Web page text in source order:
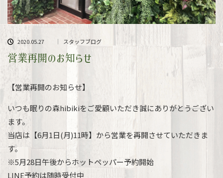
2020.05.27 スタッフブログ
営業再開のお知らせ
【営業再開のお知らせ】
いつも眠りの森hibikiをご愛顧いただき誠にありがとうござい
ます。
当店は【6月1日(月)11時】から営業を再開させていただきま
す。
※5月28日午後からホットペッパー予約開始
LINE予約は随時受付中